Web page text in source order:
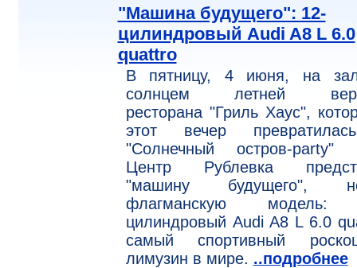
"Машина будущего": 12-
цилиндровый Audi A8 L 6.0
quattro
В пятницу, 4 июня, на
солнцем летней
ресторана "Гриль Хаус",
этот вечер
"Солнечный остров-party"
Центр Рублевка
"машину будущего",
флагманскую модель:
цилиндровый Audi A8 L 6.0
самый спортивный
лимузин в мире. ..подробнее